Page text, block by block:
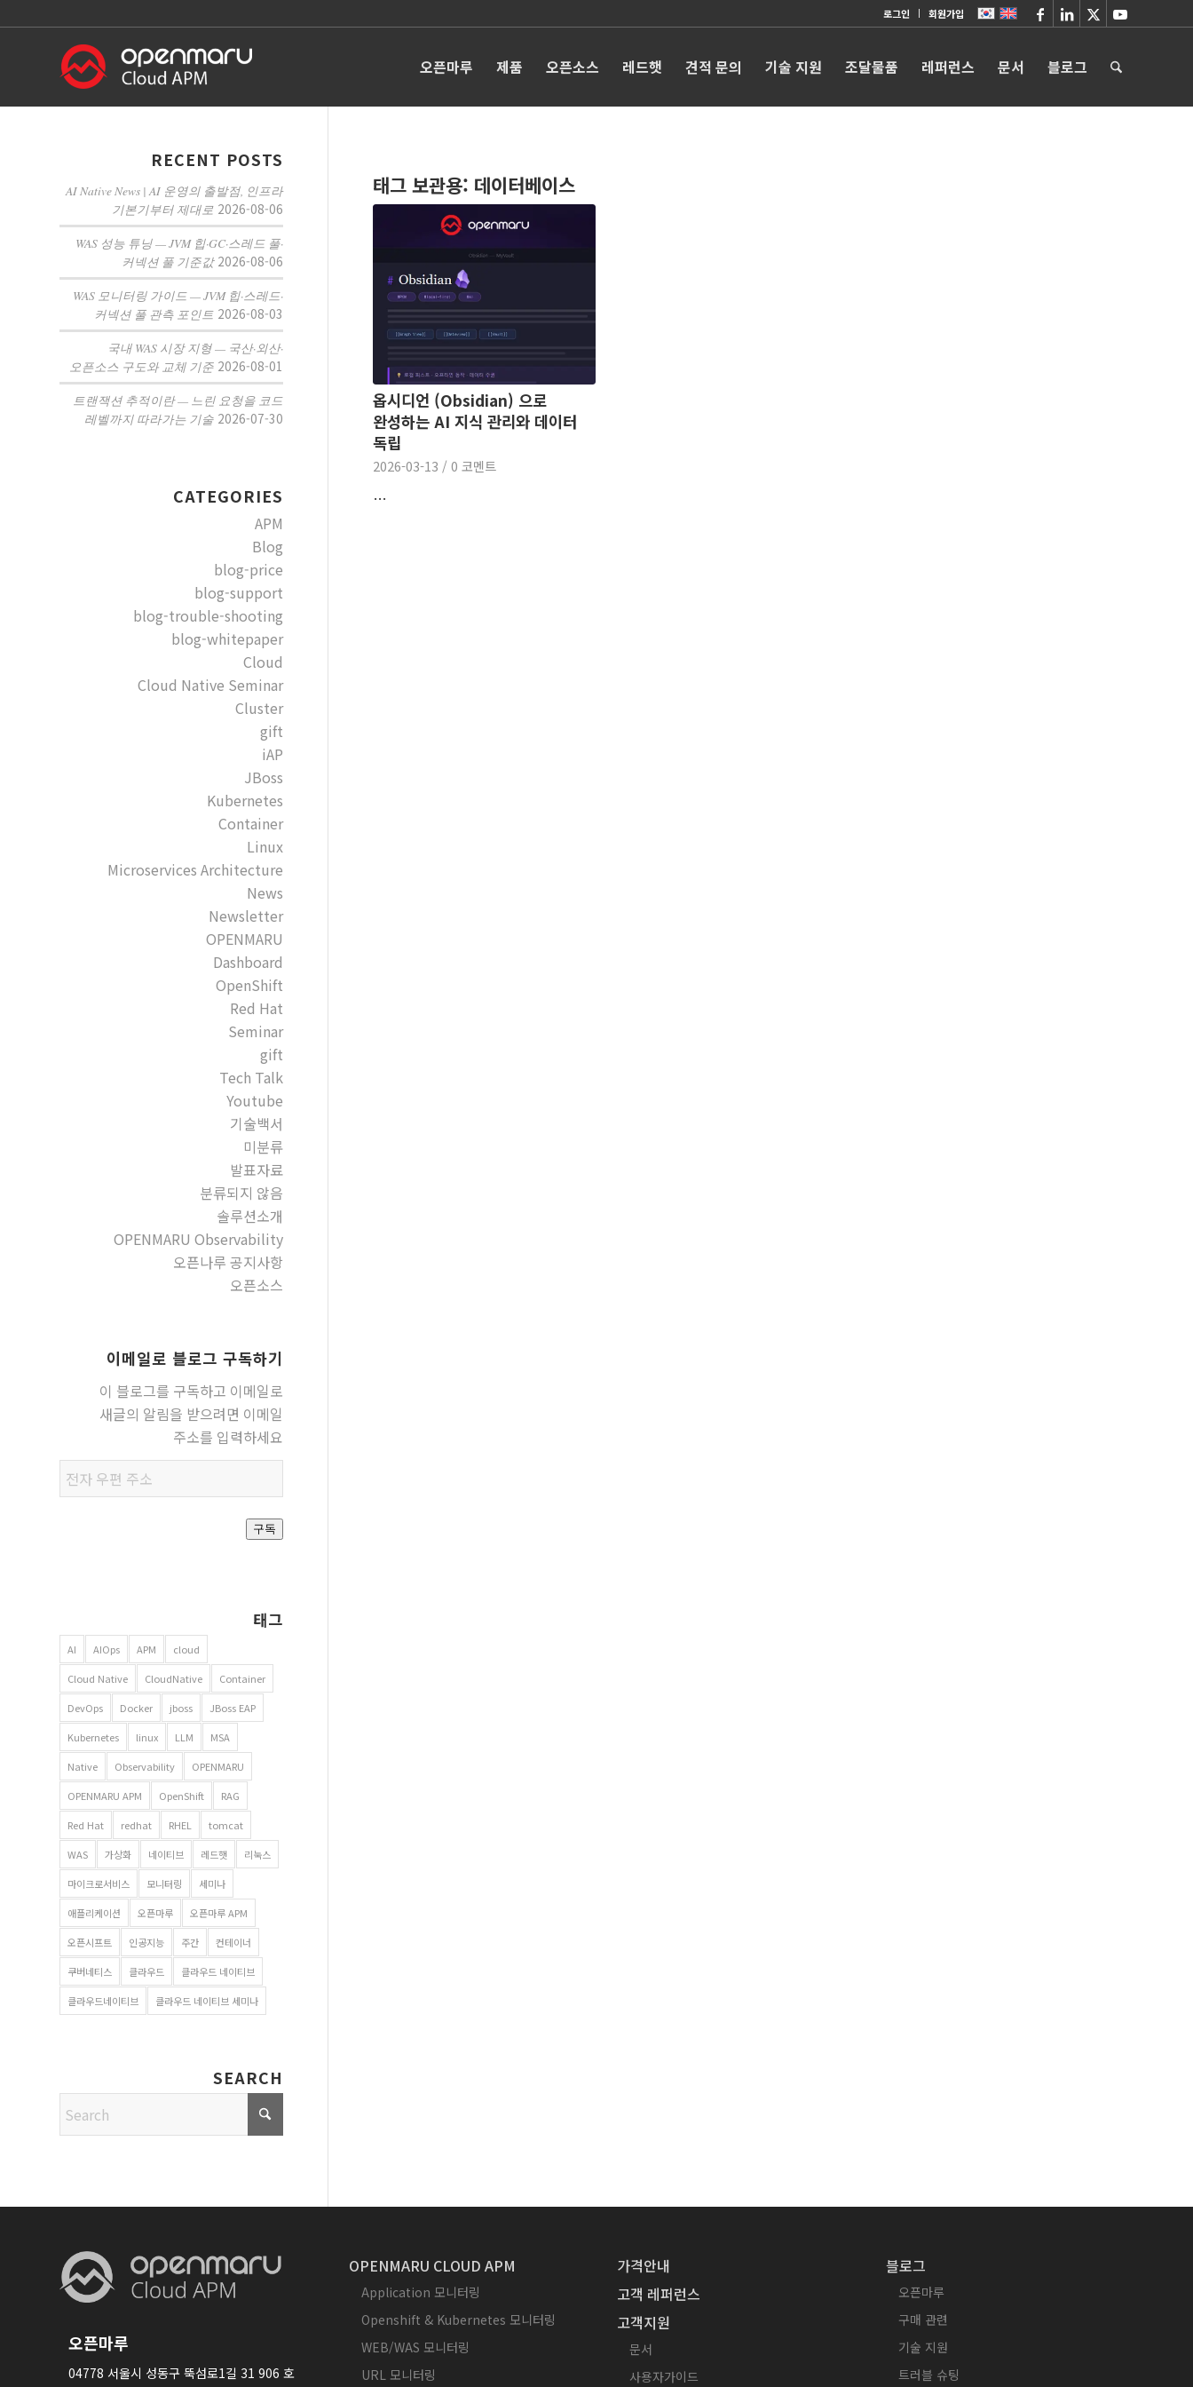
로그인 회원가입
오픈마루 제품 오픈소스 레드햇 견적 문의 기술 지원 조달물품 레퍼런스 문서 블로그
태그 보관용: 데이터베이스
옵시디언 (Obsidian) 으로
완성하는 AI 지식 관리와 데이터
독립
2026-03-13 / 0 코멘트
…
RECENT POSTS
AI Native News | AI 운영의 출발점, 인프라
기본기부터 제대로 2026-08-06
WAS 성능 튜닝 — JVM 힙·GC·스레드 풀·
커넥션 풀 기준값 2026-08-06
WAS 모니터링 가이드 — JVM 힙·스레드·
커넥션 풀 관측 포인트 2026-08-03
국내 WAS 시장 지형 — 국산·외산·
오픈소스 구도와 교체 기준 2026-08-01
트랜잭션 추적이란 — 느린 요청을 코드
레벨까지 따라가는 기술 2026-07-30
CATEGORIES
APM
Blog
blog-price
blog-support
blog-trouble-shooting
blog-whitepaper
Cloud
Cloud Native Seminar
Cluster
gift
iAP
JBoss
Kubernetes
Container
Linux
Microservices Architecture
News
Newsletter
OPENMARU
Dashboard
OpenShift
Red Hat
Seminar
gift
Tech Talk
Youtube
기술백서
미분류
발표자료
분류되지 않음
솔루션소개
OPENMARU Observability
오픈나루 공지사항
오픈소스
이메일로 블로그 구독하기
이 블로그를 구독하고 이메일로
새글의 알림을 받으려면 이메일
주소를 입력하세요
우편
주소
구독
태그
AI AIOps APM cloud
Cloud Native CloudNative Container
DevOps Docker jboss JBoss EAP
Kubernetes linux LLM MSA
Native Observability OPENMARU
OPENMARU APM OpenShift RAG
Red Hat redhat RHEL tomcat
WAS 가상화 네이티브 레드햇 리눅스
마이크로서비스 모니터링 세미나
애플리케이션 오픈마루 오픈마루 APM
오픈시프트 인공지능 주간 컨테이너
쿠버네티스 클라우드 클라우드 네이티브
클라우드네이티브 클라우드 네이티브 세미나
SEARCH
오픈마루
04778 서울시 성동구 뚝섬로1길 31 906 호
OPENMARU CLOUD APM
Application 모니터링
Openshift & Kubernetes 모니터링
WEB/WAS 모니터링
URL 모니터링
가격안내
고객 레퍼런스
고객지원
문서
사용자가이드
블로그
오픈마루
구매 관련
기술 지원
트러블 슈팅